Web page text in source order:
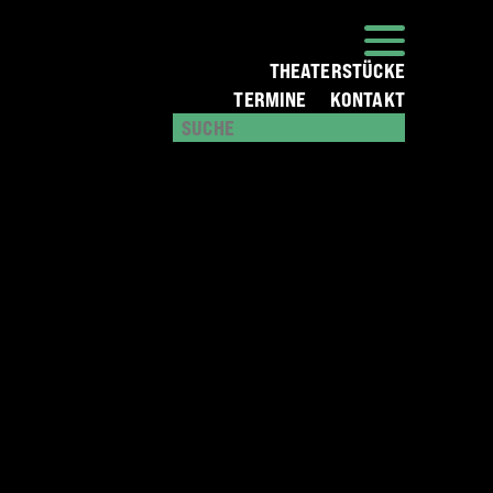
THEATERSTÜCKE
TERMINE
KONTAKT